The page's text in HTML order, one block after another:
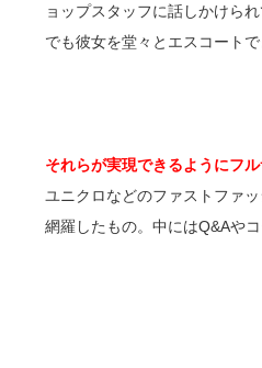
ョップスタッフに話しかけら
でも彼女を堂々とエスコートで
それらが実現できるようにフ
ユニクロなどのファストファ
網羅したもの。中にはQ&Aや